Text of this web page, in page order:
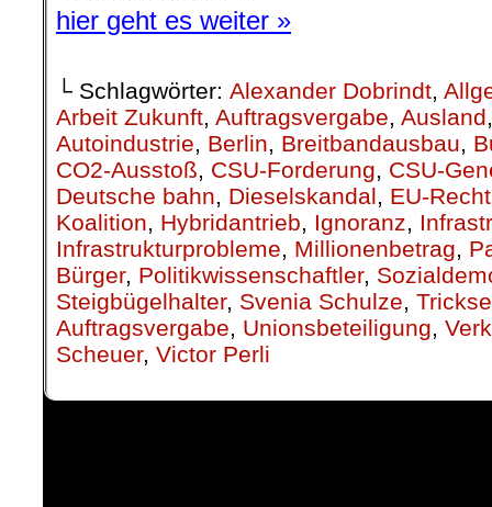
hier geht es weiter »
└ Schlagwörter: Alexander Dobrindt,
Arbeit Zukunft, Auftragsvergabe, Ausland
Autoindustrie, Berlin, Breitbandausbau,
CO2-Ausstoß, CSU-Forderung, CSU-
Deutsche bahn, Dieselskandal, EU-Recht
Koalition, Hybridantrieb, Ignoranz,
Infrastrukturprobleme, Millionenbetrag,
Bürger, Politikwissenschaftler,
Steigbügelhalter, Svenia Schulze,
Auftragsvergabe, Unionsbeteiligung,
Scheuer, Victor Perli